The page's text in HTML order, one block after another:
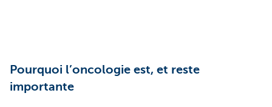
Pourquoi l’oncologie est, et reste
importante